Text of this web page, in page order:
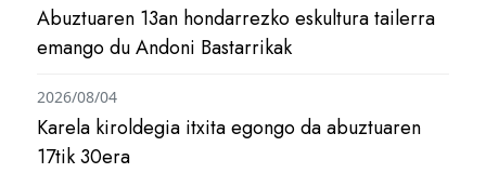
Abuztuaren 13an hondarrezko eskultura tailerra
emango du Andoni Bastarrikak
Karela kiroldegia itxita egongo da abuztuaren
17tik 30era
2026/08/04